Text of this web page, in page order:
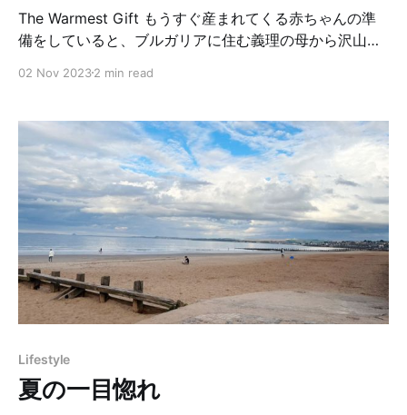
The Warmest Gift もうすぐ産まれてくる赤ちゃんの準
備をしていると、ブルガリアに住む義理の母から沢山の
てあった贈り物を取りに行ってきた」との事。 そこには
した。 生前編み物が得意だった夫のおばあちゃんが、私
と夫の間にいつか産まれてくる赤ちゃんの為にコツコツ
と編んでいた物だそうです。 「まだこの世にいない、会
ったことのない未来の誰かのために、何かをする… おば
あちゃんはいったいどんな思いを込めて編んでくれたの
かな？」 今はブルー、ピンク、男の子、女の子と色は関
係なく着られるけど、おばあちゃんが編んでくれた洋服
は女の子用が多いみたい。おばあちゃんは知っていたの
かな？ 10月に無事に産まれた女の子。これから寒いエデ
ィンバラの冬を過ごすのにちょうど良いね。おばあちゃ
The Warmest Gift My mother-in-law in Bulgaria sent
me many pictures wh
02 Nov 20232 min read
Lifestyle
夏の一目惚れ